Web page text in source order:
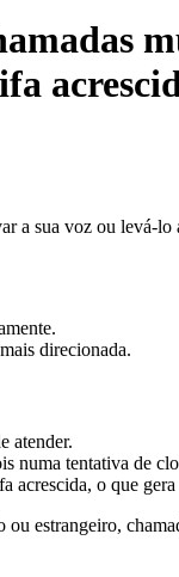
a sua voz ou levá-
direcionada.
atender.
numa tentativa de
acrescida, o que
estrangeiro,